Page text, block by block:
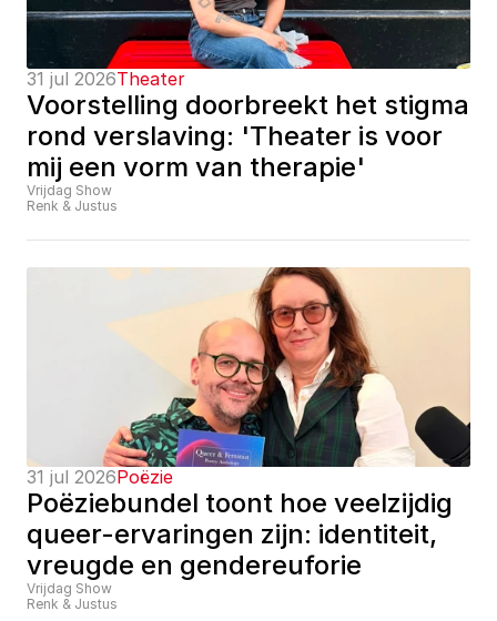
31 jul 2026Theater
Voorstelling doorbreekt het stigma
rond verslaving: 'Theater is voor
mij een vorm van therapie'
Vrijdag Show
Renk & Justus
31 jul 2026Poëzie
Poëziebundel toont hoe veelzijdig
queer-ervaringen zijn: identiteit,
vreugde en gendereuforie
Vrijdag Show
Renk & Justus